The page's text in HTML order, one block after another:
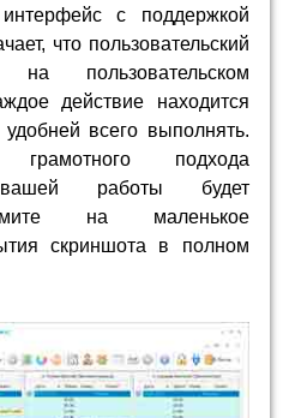
с поддержкой
что пользовательский
пользовательском
действие находится
всего выполнять.
подхода
вашей работы будет
на маленькое
скриншота в полном